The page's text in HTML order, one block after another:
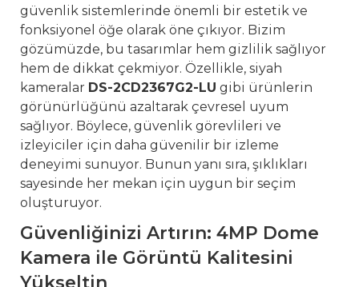
güvenlik sistemlerinde önemli bir estetik ve
fonksiyonel öğe olarak öne çıkıyor. Bizim
gözümüzde, bu tasarımlar hem gizlilik sağlıyor
hem de dikkat çekmiyor. Özellikle, siyah
kameralar DS-2CD2367G2-LU gibi ürünlerin
görünürlüğünü azaltarak çevresel uyum
sağlıyor. Böylece, güvenlik görevlileri ve
izleyiciler için daha güvenilir bir izleme
deneyimi sunuyor. Bunun yanı sıra, şıklıkları
sayesinde her mekan için uygun bir seçim
oluşturuyor.
Güvenliğinizi Artırın: 4MP Dome
Kamera ile Görüntü Kalitesini
Yükseltin